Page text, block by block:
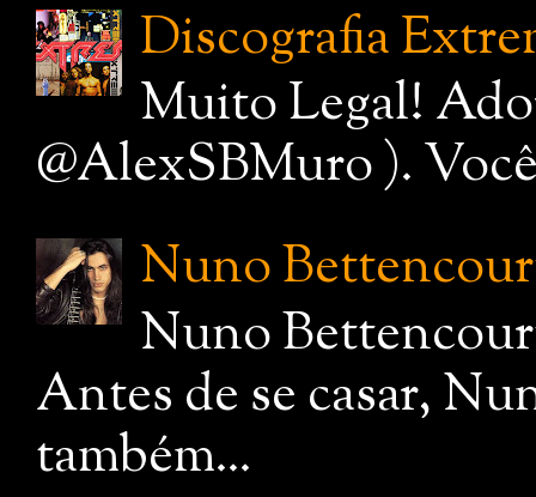
Discografia
Muito Legal!
@AlexSBMuro ).
Nuno
Nuno
Antes de se casar,
também...